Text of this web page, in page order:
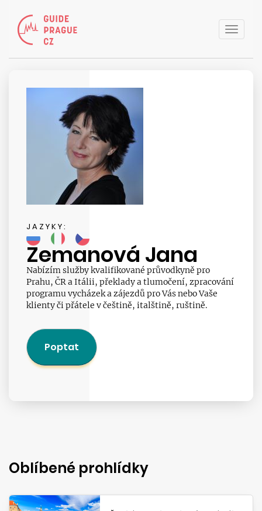
Toggle
JAZYKY:
Zemanová Jana
Nabízím služby kvalifikované průvodkyně pro
Prahu, ČR a Itálii, překlady a tlumočení, zpracování
programu vycházek a zájezdů pro Vás nebo Vaše
klienty či přátele v češtině, italštině, ruštině.
Poptat
Oblíbené prohlídky